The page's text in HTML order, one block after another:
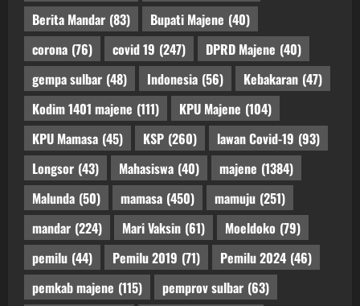
Berita Mandar (83) Bupati Majene (40)
corona (76) covid 19 (247) DPRD Majene (40)
gempa sulbar (48) Indonesia (56) Kebakaran (47)
Kodim 1401 majene (111) KPU Majene (104)
KPU Mamasa (45) KSP (260) lawan Covid-19 (93)
Longsor (43) Mahasiswa (40) majene (1384)
Malunda (50) mamasa (450) mamuju (251)
mandar (224) Mari Vaksin (61) Moeldoko (79)
pemilu (44) Pemilu 2019 (71) Pemilu 2024 (46)
pemkab majene (115) pemprov sulbar (63)